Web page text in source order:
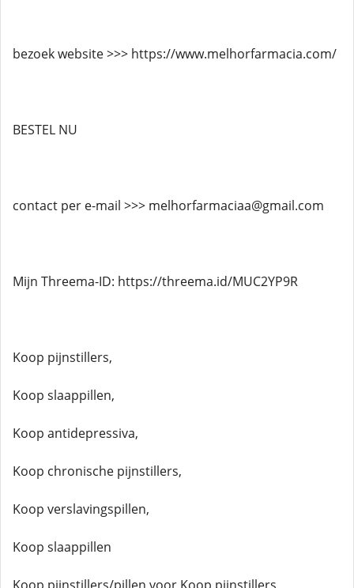
bezoek website >>> https://www.melhorfarmacia.com/
BESTEL NU
contact per e-mail >>> melhorfarmaciaa@gmail.com
Mijn Threema-ID: https://threema.id/MUC2YP9R
Koop pijnstillers,
Koop slaappillen,
Koop antidepressiva,
Koop chronische pijnstillers,
Koop verslavingspillen,
Koop slaappillen